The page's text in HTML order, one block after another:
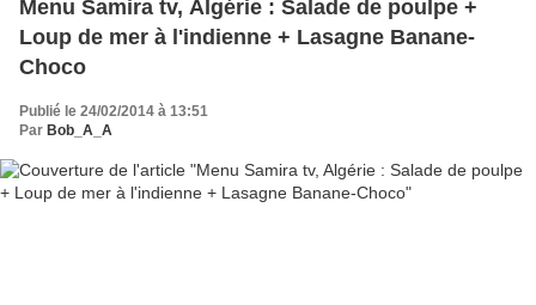
Menu Samira tv, Algérie : Salade de poulpe +
Loup de mer à l'indienne + Lasagne Banane-
Choco
Publié le 24/02/2014 à 13:51
Par Bob_A_A